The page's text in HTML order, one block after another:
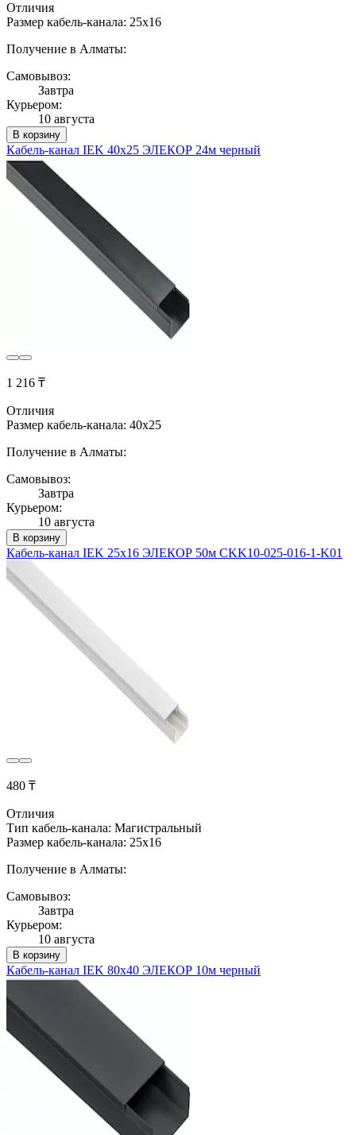
Отличия
Размер кабель-канала: 25x16
Получение в Алматы:
Самовывоз:
Завтра
Курьером:
10 августа
В корзину
Кабель-канал IEK 40х25 ЭЛЕКОР 24м черный
1 216 ₸
Отличия
Размер кабель-канала: 40x25
Получение в Алматы:
Самовывоз:
Завтра
Курьером:
10 августа
В корзину
Кабель-канал IEK 25х16 ЭЛЕКОР 50м CKK10-025-016-1-K01
480 ₸
Отличия
Тип кабель-канала: Магистральный
Размер кабель-канала: 25x16
Получение в Алматы:
Самовывоз:
Завтра
Курьером:
10 августа
В корзину
Кабель-канал IEK 80х40 ЭЛЕКОР 10м черный